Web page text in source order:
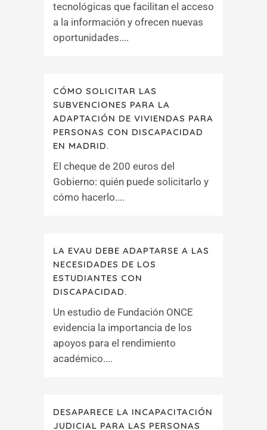
tecnológicas que facilitan el acceso
a la información y ofrecen nuevas
oportunidades....
CÓMO SOLICITAR LAS
SUBVENCIONES PARA LA
ADAPTACIÓN DE VIVIENDAS PARA
PERSONAS CON DISCAPACIDAD
EN MADRID.
El cheque de 200 euros del
Gobierno: quién puede solicitarlo y
cómo hacerlo....
LA EVAU DEBE ADAPTARSE A LAS
NECESIDADES DE LOS
ESTUDIANTES CON
DISCAPACIDAD.
Un estudio de Fundación ONCE
evidencia la importancia de los
apoyos para el rendimiento
académico....
DESAPARECE LA INCAPACITACIÓN
JUDICIAL PARA LAS PERSONAS